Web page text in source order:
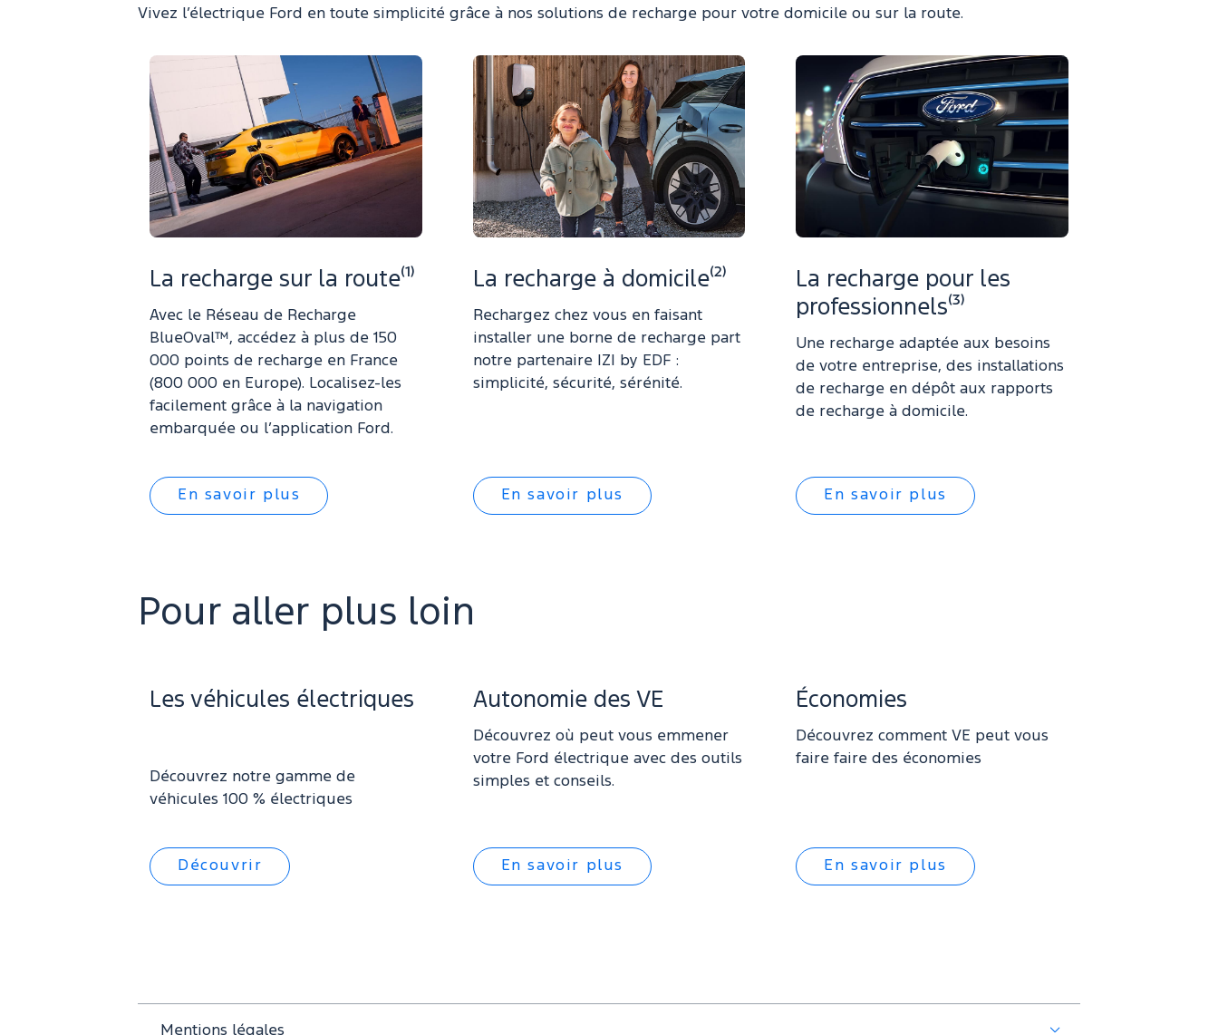
Vivez l’électrique Ford en toute simplicité grâce à nos solutions de recharge pour votre domicile ou sur la route.
La recharge sur la route⁽¹⁾
Avec le Réseau de Recharge
BlueOval™, accédez à plus de 150
000 points de recharge en France
(800 000 en Europe). Localisez-les
facilement grâce à la navigation
embarquée ou l’application Ford.
En savoir plus
La recharge à domicile⁽²⁾
Rechargez chez vous en faisant
installer une borne de recharge part
notre partenaire IZI by EDF :
simplicité, sécurité, sérénité.
En savoir plus
La recharge pour les
professionnels⁽³⁾
Une recharge adaptée aux besoins
de votre entreprise, des installations
de recharge en dépôt aux rapports
de recharge à domicile.
En savoir plus
Pour aller plus loin
Les véhicules électriques
Découvrez notre gamme de
véhicules 100 % électriques
Découvrir
Autonomie des VE
Découvrez où peut vous emmener
votre Ford électrique avec des outils
simples et conseils.
En savoir plus
Économies
Découvrez comment VE peut vous
faire faire des économies
En savoir plus
Mentions légales